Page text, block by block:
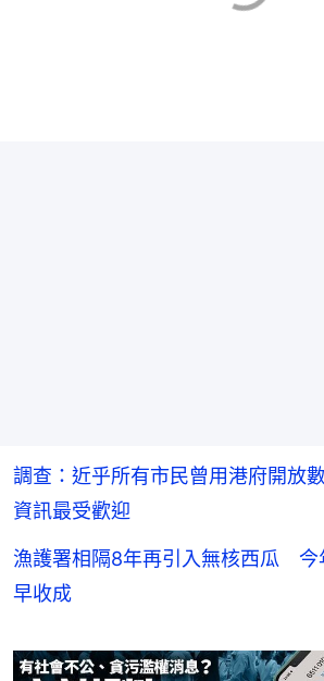
調查：近乎所有市民曾用港府開放
資訊最受歡迎
漁護署相隔8年再引入無核西瓜 今
早收成